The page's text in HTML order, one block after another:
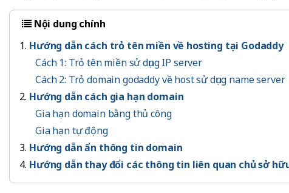
Nội dung chính
Hướng dẫn cách trỏ tên miền về hosting tại Godaddy
Cách 1: Trỏ tên miền sử dụng IP server
Cách 2: Trỏ domain godaddy về host sử dụng name server
Hướng dẫn cách gia hạn domain
Gia hạn domain bằng thủ công
Gia hạn tự động
Hướng dẫn ẩn thông tin domain
Hướng dẫn thay đổi các thông tin liên quan chủ sở